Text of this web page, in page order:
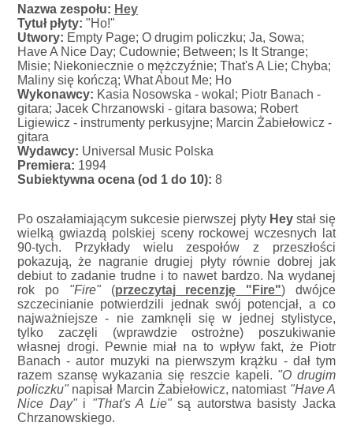
Nazwa zespołu: Hey
Tytuł płyty: "Ho!"
Utwory: Empty Page; O drugim policzku; Ja, Sowa;
Have A Nice Day; Cudownie; Between; Is It Strange;
Misie; Niekoniecznie o mężczyźnie; That's A Lie; Chyba;
Maliny się kończą; What About Me; Ho
Wykonawcy: Kasia Nosowska - wokal; Piotr Banach -
gitara; Jacek Chrzanowski - gitara basowa; Robert
Ligiewicz - instrumenty perkusyjne; Marcin Żabiełowicz -
gitara
Wydawcy: Universal Music Polska
Premiera: 1994
Subiektywna ocena (od 1 do 10): 8
Po oszałamiającym sukcesie pierwszej płyty Heystał się
wielką gwiazdą polskiej sceny rockowej wczesnych lat
90-tych. Przykłady wielu zespołów z przeszłości
pokazują, że nagranie drugiej płyty równie dobrej jak
debiut to zadanie trudne i to nawet bardzo. Na wydanej
rok po "Fire"(przeczytaj recenzję "Fire") dwójce
szczecinianie potwierdzili jednak swój potencjał, a co
najważniejsze - nie zamknęli się w jednej stylistyce,
tylko zaczęli (wprawdzie ostrożne) poszukiwanie
własnej drogi. Pewnie miał na to wpływ fakt, że Piotr
Banach - autor muzyki na pierwszym krążku - dał tym
razem szansę wykazania się reszcie kapeli. "O drugim
policzku"napisał Marcin Żabiełowicz, natomiast "Have A
Nice Day"i "That's A Lie"są autorstwa basisty Jacka
Chrzanowskiego.